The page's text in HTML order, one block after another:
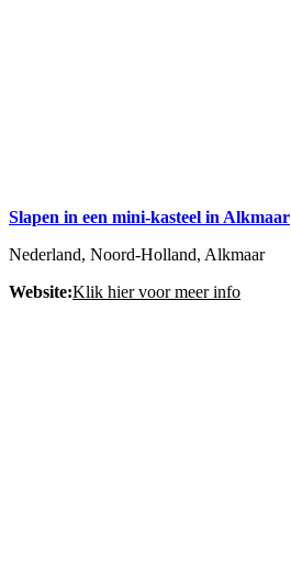
Slapen in een mini-kasteel in Alkmaar
Nederland, Noord-Holland, Alkmaar
Website:Klik hier voor meer info